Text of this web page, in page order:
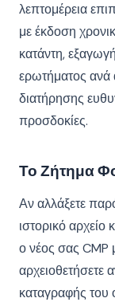
λεπτομέρεια
με έκδοση
κατάντη,
ερωτήματος ανά
διατήρησης
προσδοκίες.
Το Ζήτημα
Αν αλλάξετε
ιστορικό
ο νέος σας CMP
αρχειοθετήσετε
καταγραφής του